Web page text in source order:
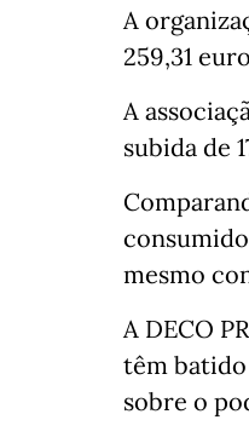
A
259,31
A
subida de
mesmo
A DECO
têm
sobre o